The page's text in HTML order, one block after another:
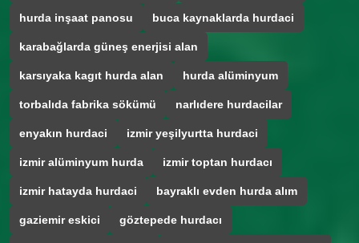
hurda inşaat panosu buca kaynaklarda hurdaci
karabağlarda güneş enerjisi alan
karsıyaka kagıt hurda alan hurda alüminyum
torbalıda fabrika sökümü narlıdere hurdacilar
enyakın hurdaci izmir yeşilyurtta hurdaci
izmir alüminyum hurda izmir toptan hurdacı
izmir hatayda hurdaci bayraklı evden hurda alım
gaziemir eskici göztepede hurdacı